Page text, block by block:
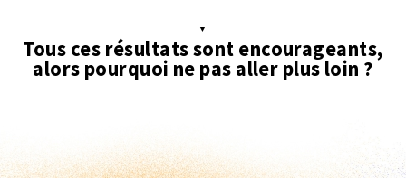
▼
Tous ces résultats sont encourageants,
alors pourquoi ne pas aller plus loin ?